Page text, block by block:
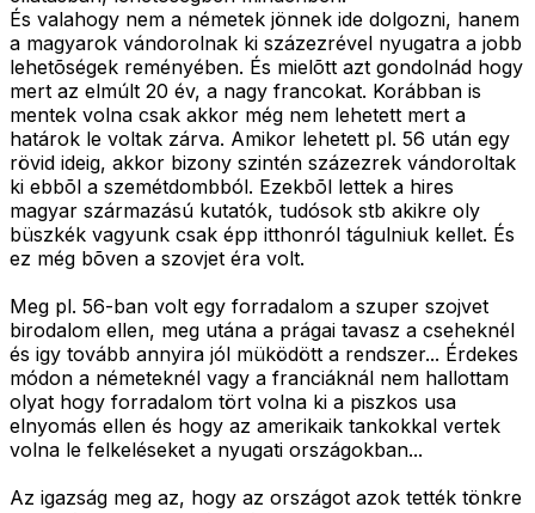
És valahogy nem a németek jönnek ide dolgozni, hanem
a magyarok vándorolnak ki százezrével nyugatra a jobb
lehetõségek reményében. És mielõtt azt gondolnád hogy
mert az elmúlt 20 év, a nagy francokat. Korábban is
mentek volna csak akkor még nem lehetett mert a
határok le voltak zárva. Amikor lehetett pl. 56 után egy
rövid ideig, akkor bizony szintén százezrek vándoroltak
ki ebbõl a szemétdombból. Ezekbõl lettek a hires
magyar származású kutatók, tudósok stb akikre oly
büszkék vagyunk csak épp itthonról tágulniuk kellet. És
ez még bõven a szovjet éra volt.
Meg pl. 56-ban volt egy forradalom a szuper szojvet
birodalom ellen, meg utána a prágai tavasz a cseheknél
és igy tovább annyira jól müködött a rendszer... Érdekes
módon a németeknél vagy a franciáknál nem hallottam
olyat hogy forradalom tört volna ki a piszkos usa
elnyomás ellen és hogy az amerikaik tankokkal vertek
volna le felkeléseket a nyugati országokban...
Az igazság meg az, hogy az országot azok tették tönkre